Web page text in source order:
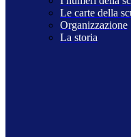
Le carte della
Organizzazione
La storia